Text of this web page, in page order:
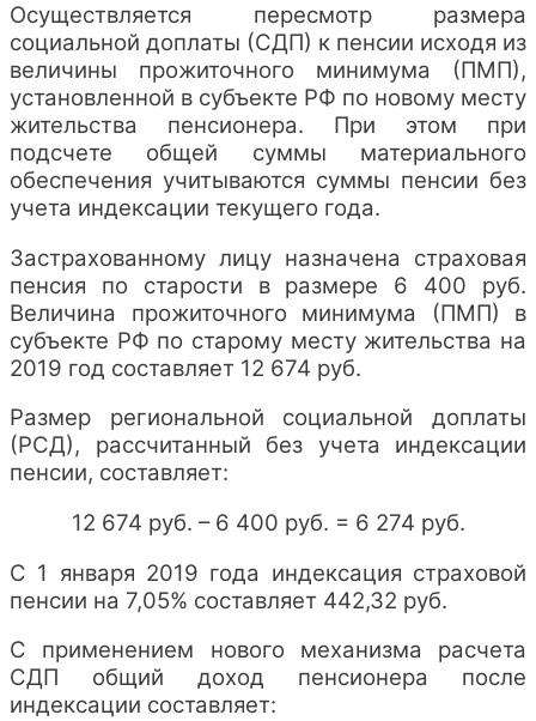
Осуществляется пересмотр размера
социальной доплаты (СДП) к пенсии исходя из
величины прожиточного минимума (ПМП),
установленной в субъекте РФ по новому месту
жительства пенсионера. При этом при
подсчете общей суммы материального
обеспечения учитываются суммы пенсии без
учета индексации текущего года.
Застрахованному лицу назначена страховая
пенсия по старости в размере 6 400 руб.
Величина прожиточного минимума (ПМП) в
субъекте РФ по старому месту жительства на
2019 год составляет 12 674 руб.
Размер региональной социальной доплаты
(РСД), рассчитанный без учета индексации
пенсии, составляет:
12 674 руб. – 6 400 руб. = 6 274 руб.
С 1 января 2019 года индексация страховой
пенсии на 7,05% составляет 442,32 руб.
С применением нового механизма расчета
СДП общий доход пенсионера после
индексации составляет: